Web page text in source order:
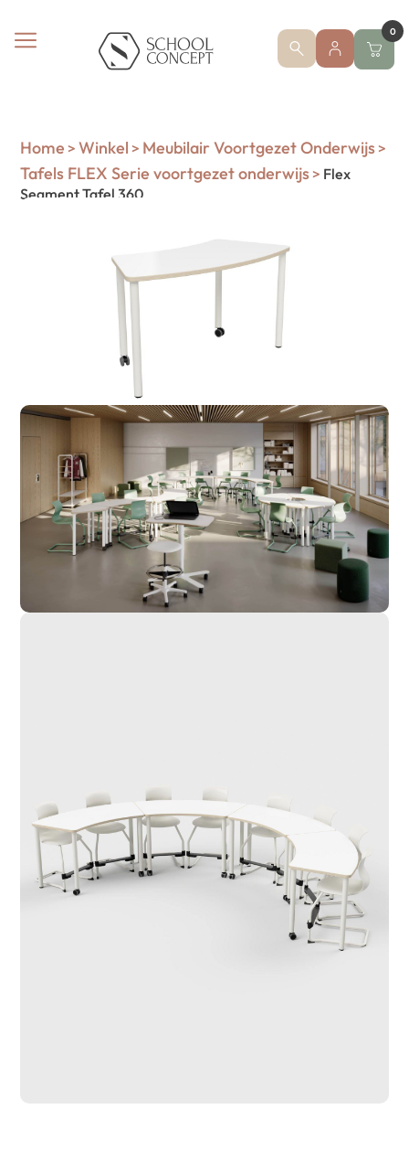
0
Home > Winkel > Meubilair Voortgezet Onderwijs>
Tafels FLEX Serie voortgezet onderwijs> Flex
Segment Tafel 360